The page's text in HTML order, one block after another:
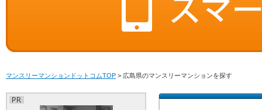
マンスリーマンションドットコムTOP > 広島県のマンスリーマンションを探す